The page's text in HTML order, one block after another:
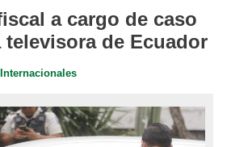
a cargo de caso
televisora de Ecuador
Internacionales